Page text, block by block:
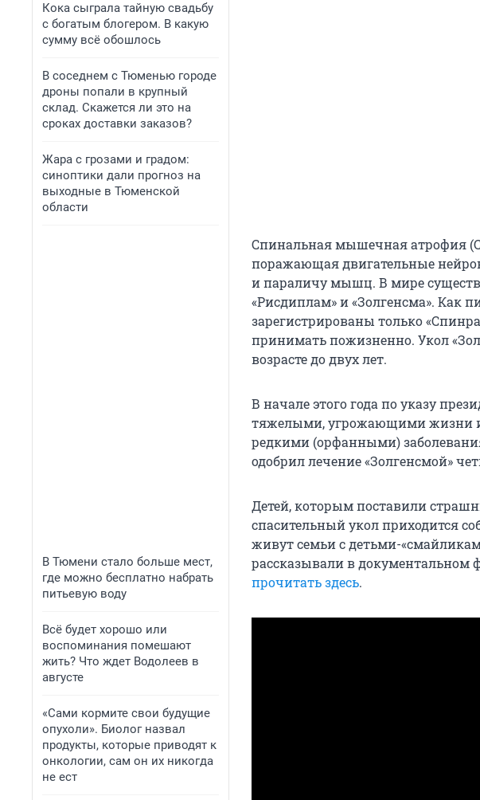
Кока сыграла тайную свадьбу
с богатым блогером. В какую
сумму всё обошлось
В соседнем с Тюменью городе
дроны попали в крупный
склад. Скажется ли это на
сроках доставки заказов?
Жара с грозами и градом:
синоптики дали прогноз на
выходные в Тюменской
области
В Тюмени стало больше мест,
где можно бесплатно набрать
питьевую воду
Всё будет хорошо или
воспоминания помешают
жить? Что ждет Водолеев в
августе
«Сами кормите свои будущие
опухоли». Биолог назвал
продукты, которые приводят к
онкологии, сам он их никогда
не ест
Спинальная мышечная атрофия
поражающая двигательные
и параличу мышц. В мире
«Рисдиплам» и «Золгенсма». Как
зарегистрированы только
принимать пожизненно. Укол
возрасте до двух лет.
В начале этого года по указу
тяжелыми, угрожающими жизни и
редкими (орфанными)
одобрил лечение «Золгенсмой»
Детей, которым поставили
спасительный укол приходится
живут семьи с детьми-
рассказывали в документальном
прочитать здесь.